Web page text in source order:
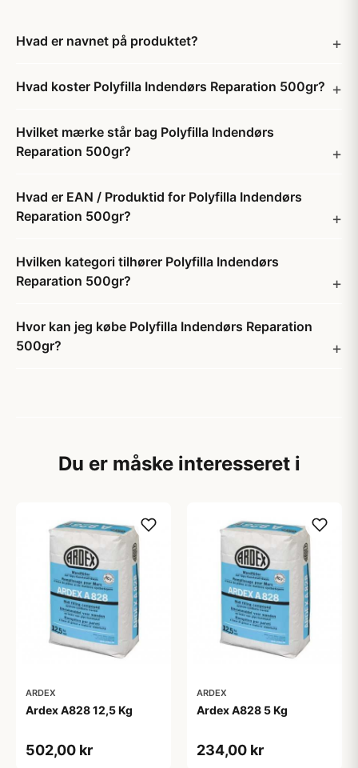
Hvad er navnet på produktet?
Hvad koster Polyfilla Indendørs Reparation 500gr?
Hvilket mærke står bag Polyfilla Indendørs
Reparation 500gr?
Hvad er EAN / Produktid for Polyfilla Indendørs
Reparation 500gr?
Hvilken kategori tilhører Polyfilla Indendørs
Reparation 500gr?
Hvor kan jeg købe Polyfilla Indendørs Reparation
500gr?
Du er måske interesseret i
ARDEX
Ardex A828 12,5 Kg
502,00 kr
ARDEX
Ardex A828 5 Kg
234,00 kr